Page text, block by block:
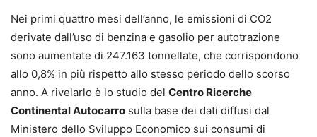
Nei primi quattro mesi dell’anno, le emissioni di CO2
derivate dall’uso di benzina e gasolio per autotrazione
sono aumentate di 247.163 tonnellate, che corrispondono
allo 0,8% in più rispetto allo stesso periodo dello scorso
anno. A rivelarlo è lo studio del Centro Ricerche
Continental Autocarro sulla base dei dati diffusi dal
Ministero dello Sviluppo Economico sui consumi di